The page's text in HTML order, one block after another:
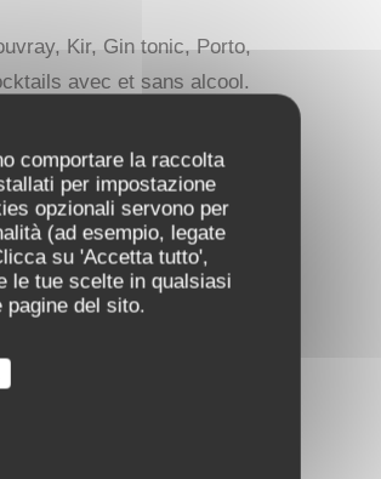
comportare la raccolta
per impostazione
opzionali servono per
(ad esempio, legate
su 'Accetta tutto',
le tue scelte in qualsiasi
del sito.
Kir, Gin tonic, Porto,
avec et sans alcool.
18,00 EUR